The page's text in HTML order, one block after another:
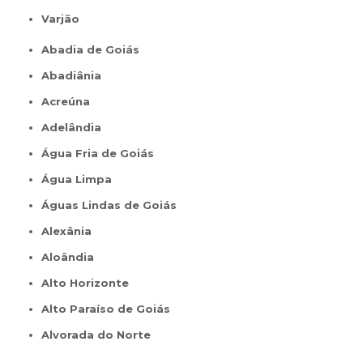
Varjão
Abadia de Goiás
Abadiânia
Acreúna
Adelândia
Água Fria de Goiás
Água Limpa
Águas Lindas de Goiás
Alexânia
Aloândia
Alto Horizonte
Alto Paraíso de Goiás
Alvorada do Norte